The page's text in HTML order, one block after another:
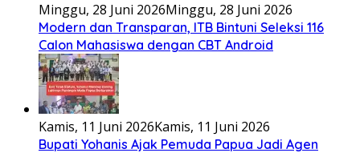
Minggu, 28 Juni 2026Minggu, 28 Juni 2026
Modern dan Transparan, ITB Bintuni Seleksi 116
Calon Mahasiswa dengan CBT Android
Kamis, 11 Juni 2026Kamis, 11 Juni 2026
Bupati Yohanis Ajak Pemuda Papua Jadi Agen